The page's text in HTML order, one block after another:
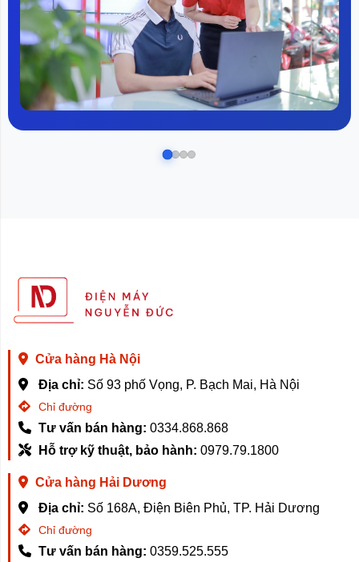
Cửa hàng Hà Nội
Địa chỉ: Số 93 phố Vọng, P. Bạch Mai, Hà Nội
Chỉ đường
Tư vấn bán hàng: 0334.868.868
Hỗ trợ kỹ thuật, bảo hành: 0979.79.1800
Cửa hàng Hải Dương
Địa chỉ: Số 168A, Điện Biên Phủ, TP. Hải Dương
Chỉ đường
Tư vấn bán hàng: 0359.525.555